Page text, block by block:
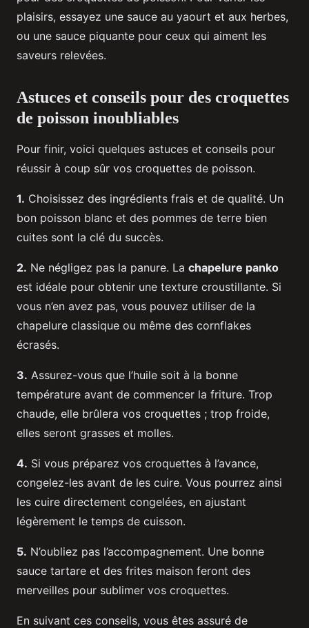
plaisirs, essayez une sauce au yaourt et aux herbes,
ou une sauce piquante pour ceux qui aiment les
saveurs relevées.
Astuces et conseils pour des croquettes
de poisson inoubliables
Pour finir, voici quelques astuces et conseils pour
réussir à coup sûr vos croquettes de poisson.
1. Choisissez des ingrédients frais et de qualité. Un
bon poisson blanc et des pommes de terre bien
cuites sont la clé du succès.
2. Ne négligez pas la panure. La chapelure panko
est idéale pour obtenir une texture croustillante. Si
vous n’en avez pas, vous pouvez utiliser de la
chapelure classique ou même des cornflakes
écrasés.
3. Assurez-vous que l’huile soit à la bonne
température avant de commencer la friture. Trop
chaude, elle brûlera vos croquettes ; trop froide,
elles seront grasses et molles.
4. Si vous préparez vos croquettes à l’avance,
congelez-les avant de les cuire. Vous pourrez ainsi
les cuire directement congelées, en ajustant
légèrement le temps de cuisson.
5. N’oubliez pas l’accompagnement. Une bonne
sauce tartare et des frites maison feront des
merveilles pour sublimer vos croquettes.
En suivant ces conseils, vous êtes assuré de